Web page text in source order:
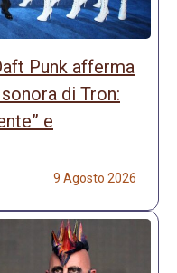
Punk afferma
di Tron:
e
9 Agosto 2026